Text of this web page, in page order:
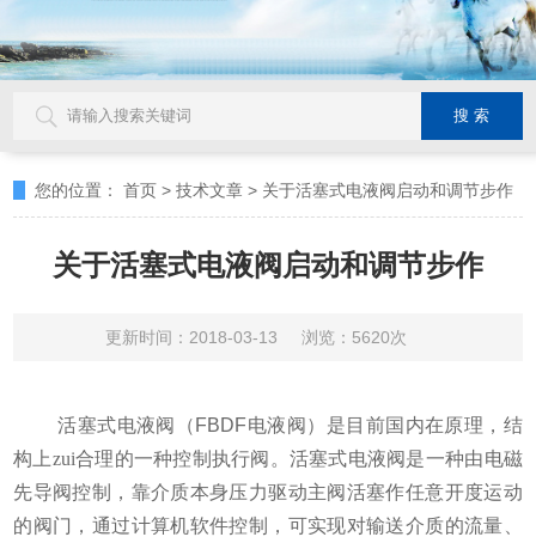
您的位置： 首页 >技术文章 > 关于活塞式电液阀启动和调节步作
关于活塞式电液阀启动和调节步作
更新时间：2018-03-13 浏览：5620次
活塞式电液阀（ FBDF电液阀）是目前国内在原理，结
构上zui合理的一种控制执行阀。 活塞式电液阀是一种由电磁
先导阀控制，靠介质本身压力驱动主阀活塞作任意开度运动
的阀门，通过计算机软件控制，可实现对输送介质的流量、